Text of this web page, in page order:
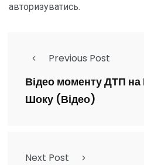
авторизуватись.
Previous Post
Відео моменту ДТП на
Шоку (Відео)
Next Post